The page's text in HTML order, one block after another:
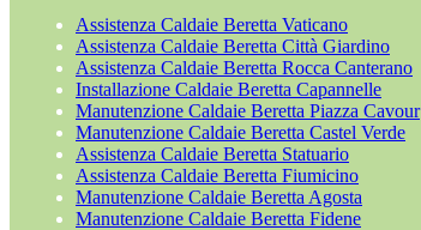
Assistenza Caldaie Beretta Vaticano
Assistenza Caldaie Beretta Città Giardino
Assistenza Caldaie Beretta Rocca Canterano
Installazione Caldaie Beretta Capannelle
Manutenzione Caldaie Beretta Piazza Cavour
Manutenzione Caldaie Beretta Castel Verde
Assistenza Caldaie Beretta Statuario
Assistenza Caldaie Beretta Fiumicino
Manutenzione Caldaie Beretta Agosta
Manutenzione Caldaie Beretta Fidene